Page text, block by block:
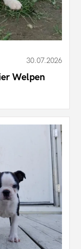
30.07.2026
Welpen